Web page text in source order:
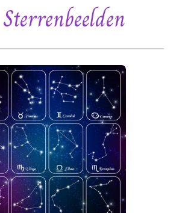
Sterrenbeelden